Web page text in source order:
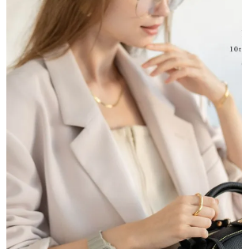
【上質な本革もそのままに】
ネネロシェと同様、上質なエンボスレザーを
ットな質感で手触りも心地よく、満足感も高
ております。
【ヘイニのアイコン「ロシェシリーズ」】
お客様の声を元に何度も改良を重ねてきたロ
た目の可愛さはもちろん、使い勝手も◎なロ
ム。
【デイリーに寄り添うサイズ感】
ロシェシリーズの特徴でもあるメイン収納と
ットで意外としっかり入ります。長財布や